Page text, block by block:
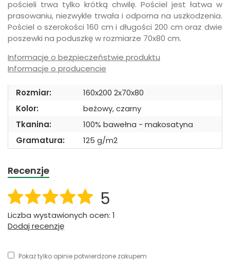
pościeli trwa tylko krótką chwilę. Pościel jest łatwa w
prasowaniu, niezwykle trwała i odporna na uszkodzenia.
Pościel o szerokości 160 cm i długości 200 cm oraz dwie
poszewki na poduszkę w rozmiarze 70x80 cm.
Informacje o bezpieczeństwie produktu
Informacje o producencie
Rozmiar:
160x200 2x70x80
Kolor:
beżowy, czarny
Tkanina:
100% bawełna - makosatyna
Gramatura:
125 g/m2
Recenzje
5
Liczba wystawionych ocen: 1
Dodaj recenzję
Pokaż tylko opinie potwierdzone zakupem